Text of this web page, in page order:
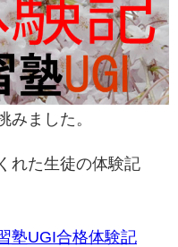
みました。
れた生徒の体験記
塾UGI合格体験記